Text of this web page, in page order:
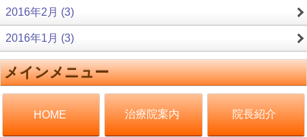
2016年2月 (3)
2016年1月 (3)
メインメニュー
HOME 治療院案内 院長紹介